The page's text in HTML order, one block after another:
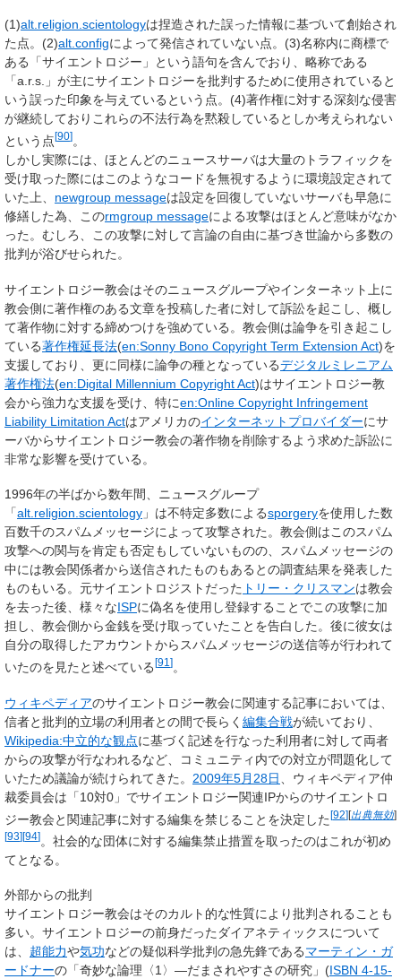
(1)alt.religion.scientologyは捏造された誤った情報に基づいて創始され
た点。(2)alt.configによって発信されていない点。(3)名称内に商標で
ある「サイエントロジー」という語句を含んでおり、略称である
「a.r.s.」が主にサイエントロジーを批判するために使用されていると
いう誤った印象を与えているという点。(4)著作権に対する深刻な侵害
が継続しておりこれらの不法行為を黙殺しているとしか考えられない
という点[90] 。
しかし実際には、ほとんどのニュースサーバは大量のトラフィックを
受け取った際にはこのようなコードを無視するように環境設定されて
いた上、 newgroup messageは設定を回復していないサーバも早急に
修繕した為、このrmgroup messageによる攻撃はほとんど意味がなか
った。むしろ、この攻撃に対して言論の自由に基づき世論から多数の
批判が浴びせられた。
サイエントロジー教会はそのニュースグループやインターネット上に
教会側に著作権のある文章を投稿した者に対して訴訟を起こし、概し
て著作物に対する締めつけを強めている。教会側は論争を引き起こし
ている著作権延長法(en:Sonny Bono Copyright Term Extension Act)を
支援しており、更に同様に論争の種となっているデジタルミレニアム
著作権法(en:Digital Millennium Copyright Act)はサイエントロジー教
会から強力な支援を受け、特にen:Online Copyright Infringement
Liability Limitation Actはアメリカのインターネットプロバイダーにサ
ーバからサイエントロジー教会の著作物を削除するよう求めた訴訟に
非常な影響を受けている。
1996年の半ばから数年間、ニュースグループ
「alt.religion.scientology 」は不特定多数によるsporgeryを使用した数
百数千のスパムメッセージによって攻撃された。教会側はこのスパム
攻撃への関与を肯定も否定もしていないものの、スパムメッセージの
中には教会関係者から送信されたものもあるとの調査結果を発表した
ものもいる。元サイエントロジストだった トリー・クリスマンは教会
を去った後、様々なISPに偽名を使用し登録することでこの攻撃に加
担し、教会側から金銭を受け取っていたことを告白した。後に彼女は
自分の取得したアカウントからスパムメッセージの送信等が行われて
いたのを見たと述べている [91 ] 。
ウィキペディアのサイエントロジー教会に関連する記事においては、
信者と批判的立場の利用者との間で長らく 編集合戦が続いており、
Wikipedia:中立的な観点に基づく記述を行なった利用者に対して両者
からの攻撃が行なわれるなど、コミュニティ内での対立が問題化して
いたため議論が続けられてきた。 2009年5月28日
、ウィキペディア仲
裁委員会は「10対0」でサイエントロジー関連IPからのサイエントロ
ジー教会と関連記事に対する編集を禁じることを決定した[92][出典無効]
[93][94] 。社会的な団体に対する編集禁止措置を取ったのはこれが初め
てとなる。
外部からの批判
サイエントロジー教会はそのカルト的な性質により批判されることも
多い。サイエントロジーの前身だったダイアネティックスについて
は、 超能力や気功などの疑似科学批判の急先鋒であるマーティン・ガ
ードナーの「奇妙な論理〈1〉―だまされやすさの研究」(ISBN 4-15-